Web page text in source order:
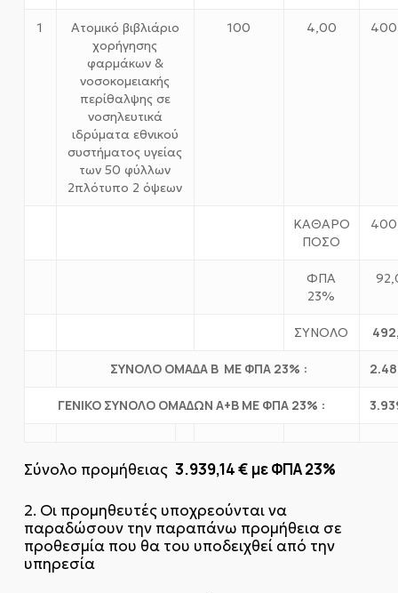
1
Ατομικό βιβλιάριο
χορήγησης
φαρμάκων &
νοσοκομειακής
περίθαλψης σε
νοσηλευτικά
ιδρύματα εθνικού
συστήματος υγείας
των 50 φύλλων
2πλότυπο 2 όψεων
100 4,00
ΚΑΘΑΡΟ
ΠΟΣΟ
ΦΠΑ
23%
ΣΥΝΟΛΟ
ΣΥΝΟΛΟ ΟΜΑΔΑ Β ΜΕ ΦΠΑ 23% :
ΓΕΝΙΚΟ ΣΥΝΟΛΟ ΟΜΑΔΩΝ Α+Β ΜΕ ΦΠΑ 23% :
Σύνολο προμήθειας 3.939,14 € με ΦΠΑ 23%
2. Οι προμηθευτές υποχρεούνται να
παραδώσουν την παραπάνω προμήθεια σε
προθεσμία που θα του υποδειχθεί από την
υπηρεσία